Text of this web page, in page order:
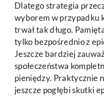
Dlatego strategia
wyborem w przypadku
trwał tak długo.
tylko bezpośrednio z
Jeszcze bardziej
społeczeństwa
pieniędzy. Praktycznie
jeszcze pogłębi skutki